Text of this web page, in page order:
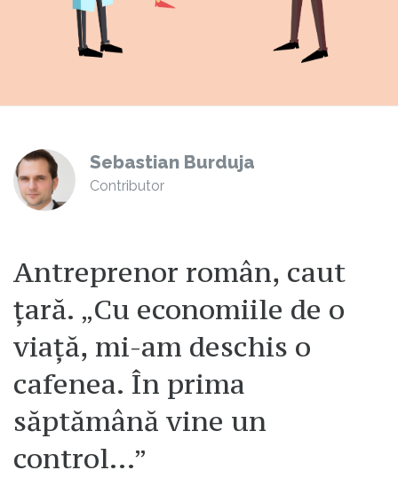
Sebastian Burduja
Contributor
Antreprenor român, caut
țară. „Cu economiile de o
viață, mi-am deschis o
cafenea. În prima
săptămână vine un
control...”